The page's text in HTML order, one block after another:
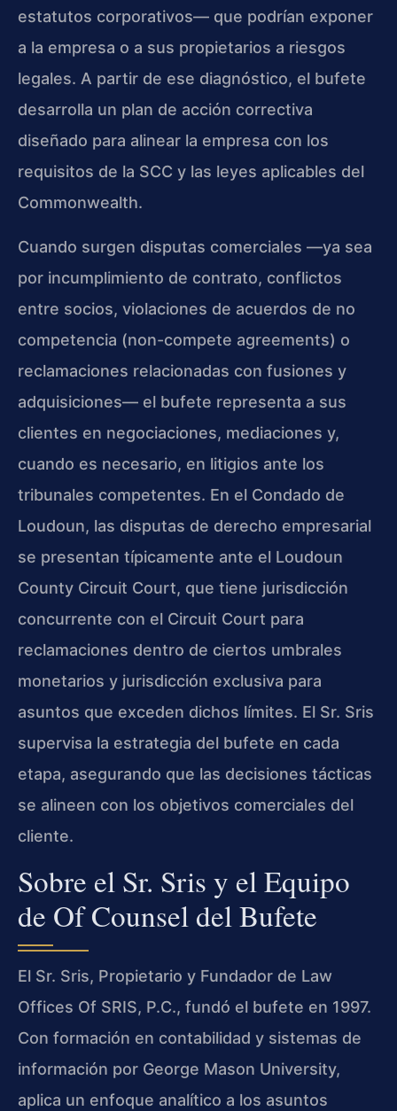
estatutos corporativos— que podrían exponer
a la empresa o a sus propietarios a riesgos
legales. A partir de ese diagnóstico, el bufete
desarrolla un plan de acción correctiva
diseñado para alinear la empresa con los
requisitos de la SCC y las leyes aplicables del
Commonwealth.
Cuando surgen disputas comerciales —ya sea
por incumplimiento de contrato, conflictos
entre socios, violaciones de acuerdos de no
competencia (non-compete agreements) o
reclamaciones relacionadas con fusiones y
adquisiciones— el bufete representa a sus
clientes en negociaciones, mediaciones y,
cuando es necesario, en litigios ante los
tribunales competentes. En el Condado de
Loudoun, las disputas de derecho empresarial
se presentan típicamente ante el Loudoun
County Circuit Court, que tiene jurisdicción
concurrente con el Circuit Court para
reclamaciones dentro de ciertos umbrales
monetarios y jurisdicción exclusiva para
asuntos que exceden dichos límites. El Sr. Sris
supervisa la estrategia del bufete en cada
etapa, asegurando que las decisiones tácticas
se alineen con los objetivos comerciales del
cliente.
Sobre el Sr. Sris y el Equipo
de Of Counsel del Bufete
El Sr. Sris, Propietario y Fundador de Law
Offices Of SRIS, P.C., fundó el bufete en 1997.
Con formación en contabilidad y sistemas de
información por George Mason University,
aplica un enfoque analítico a los asuntos